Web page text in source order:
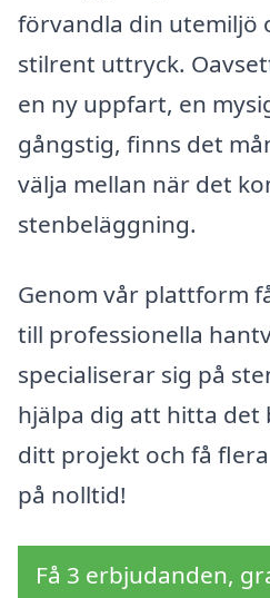
förvandla din utemiljö
stilrent uttryck.
en ny uppfart, en
gångstig, finns det
välja mellan när det
stenbeläggning.
Genom vår plattform
till professionella
specialiserar sig på
hjälpa dig att hitta
ditt projekt och få
på nolltid!
Få 3 erbjudanden,